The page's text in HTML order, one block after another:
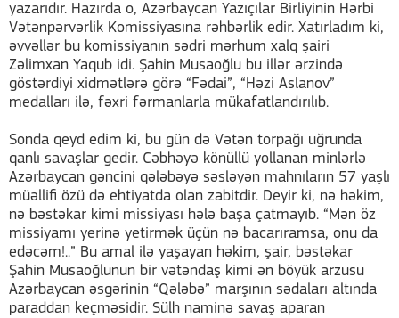
yazarıdır. Hazırda o, Azərbaycan Yazıçılar Birliyinin Hərbi
Vətənpərvərlik Komissiyasına rəhbərlik edir. Xatırladım ki,
əvvəllər bu komissiyanın sədri mərhum xalq şairi
Zəlimxan Yaqub idi. Şahin Musaoğlu bu illər ərzində
göstərdiyi xidmətlərə görə “Fədai”, “Həzi Aslanov”
medalları ilə, fəxri fərmanlarla mükafatlandırılıb.
Sonda qeyd edim ki, bu gün də Vətən torpağı uğrunda
qanlı savaşlar gedir. Cəbhəyə könüllü yollanan minlərlə
Azərbaycan gəncini qələbəyə səsləyən mahnıların 57 yaşlı
müəllifi özü də ehtiyatda olan zabitdir. Deyir ki, nə həkim,
nə bəstəkar kimi missiyası hələ başa çatmayıb. “Mən öz
missiyamı yerinə yetirmək üçün nə bacarıramsa, onu da
edəcəm!..” Bu amal ilə yaşayan həkim, şair, bəstəkar
Şahin Musaoğlunun bir vətəndaş kimi ən böyük arzusu
Azərbaycan əsgərinin “Qələbə” marşının sədaları altında
paraddan keçməsidir. Sülh naminə savaş aparan